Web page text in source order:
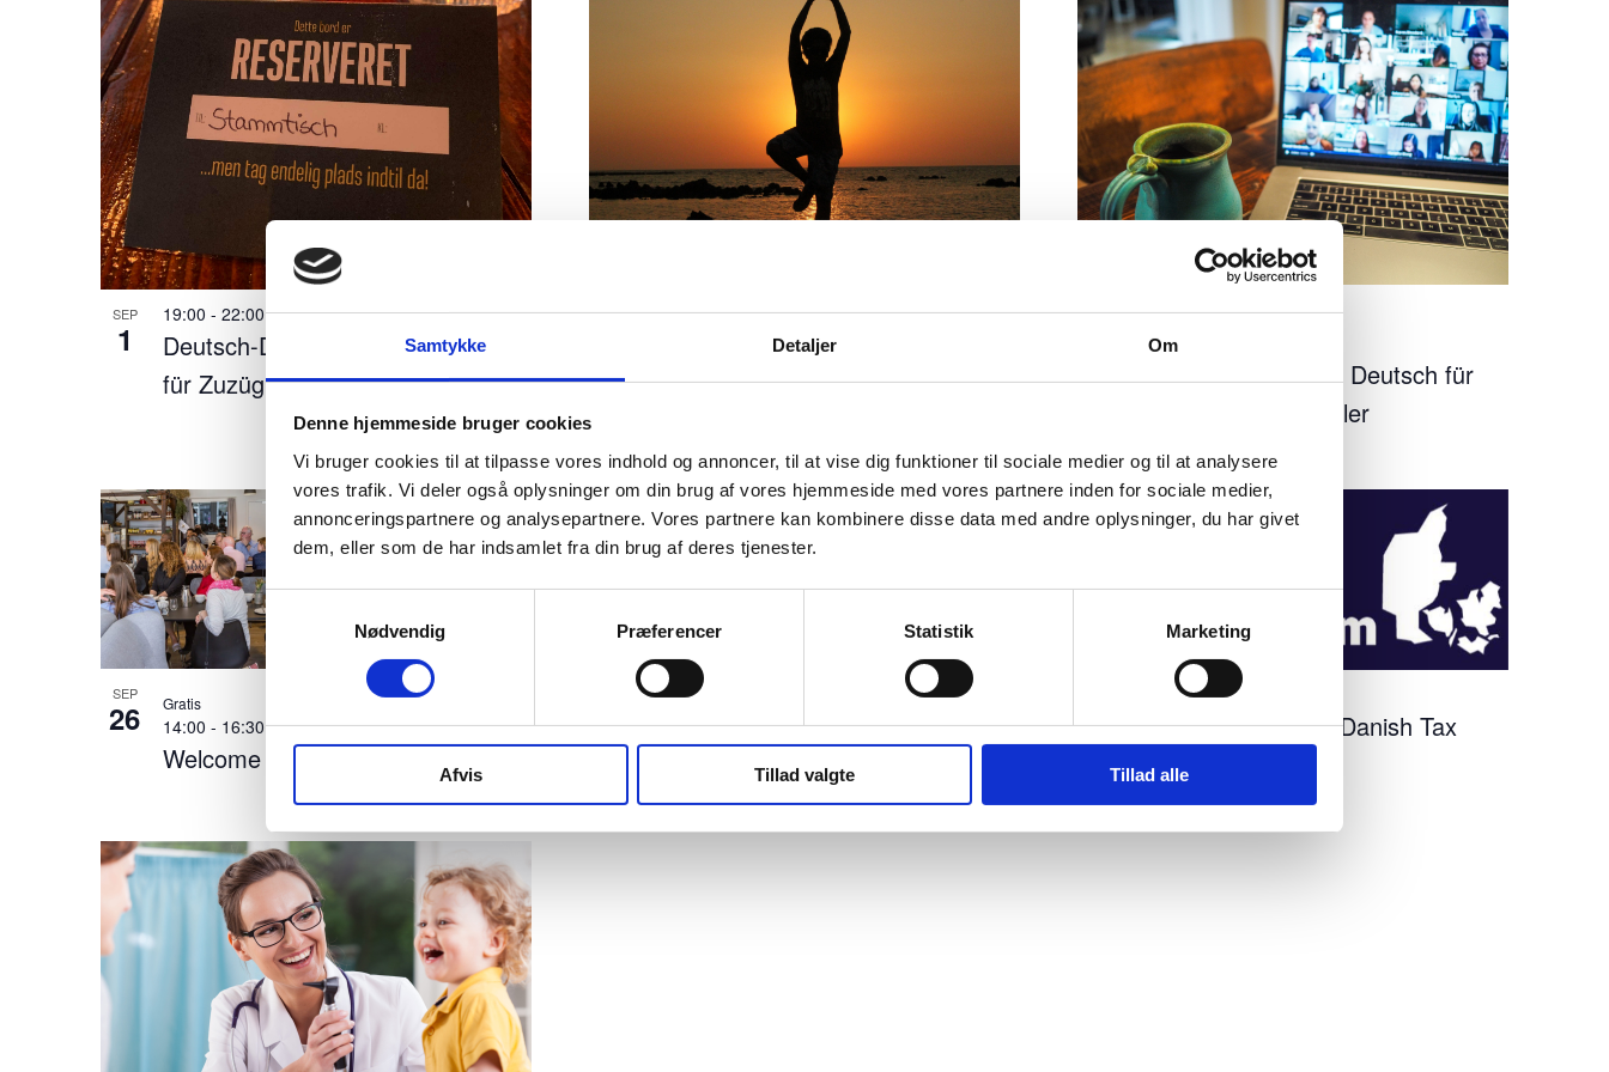
Samtykke Detaljer Om
Denne hjemmeside bruger cookies
Vi bruger cookies til at tilpasse vores indhold og annoncer, til at vise dig funktioner til sociale medier og til at analysere
vores trafik. Vi deler også oplysninger om din brug af vores hjemmeside med vores partnere inden for sociale medier,
annonceringspartnere og analysepartnere. Vores partnere kan kombinere disse data med andre oplysninger, du har givet
dem, eller som de har indsamlet fra din brug af deres tjenester.
Samtykkevalg
Nødvendig
Præferencer Statistik Marketing
Afvis Tillad valgte Tillad alle
æ
n
d
r
e
r
f
n
p
u
t
o
a
r
s
of
events
in
Photo
View
SEP
1
Deutsch-Dänischer Stammtisch
für Zuzügler
19:00 - 22:00
Yoga for Newcomers
17:00-18:30 SEP
Onlineberatung auf Deutsch für
mögliche Jobzuzügler
14:20
Gratis
SEP
26
Welcome Day for Newcomers
14:00 - 16:30
Gratis
OKT
Job Fair in Sønderborg
14:00-
12
Free webinar: The Danish Tax
System
16:30-18:00